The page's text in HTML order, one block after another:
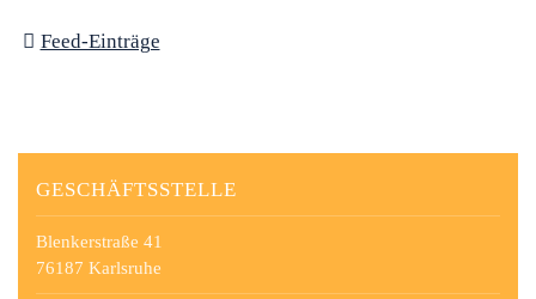
Feed-Einträge
GESCHÄFTSSTELLE
Blenkerstraße 41
76187 Karlsruhe